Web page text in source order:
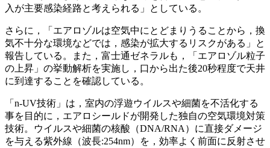
入が主要感染経路と考えられる」としている。
さらに，「エアロゾルは空気中にとどまりうることから，換
気不十分な環境などでは，感染が拡大するリスクがある」と
報告している。また，富士通ゼネラルも，「エアロゾル粒子
の上昇」の挙動解析を実施し，口から出た後20秒程度で天井
に到達することを確認している。
「n-UV技術」は，室内の浮遊ウイルスや細菌を不活化する
事を目的に，エアロシールドが開発した独自の空気環境対策
技術。ウイルスや細菌の核酸（DNA/RNA）に直接ダメージ
を与える紫外線（波長:254nm）を，効率よく前面に反射させ